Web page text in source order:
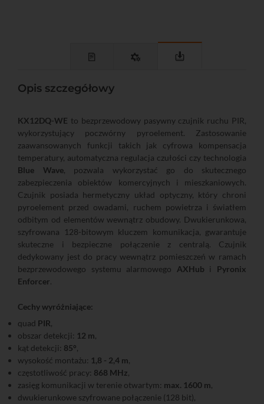
Opis szczegółowy
KX12DQ-WE to bezprzewodowy pasywny czujnik ruchu PIR,
wykorzystujący poczwórny pyroelement. Zastosowanie
zaawansowanych funkcji takich jak cyfrowa kompensacja
temperatury, automatyczna regulacja czułości czy technologia
Blue Wave, pozwala wykorzystać go do skutecznego
zabezpieczenia obiektów komercyjnych i mieszkaniowych.
Czujnik posiada hermetyczny układ optyczny, który chroni
pyroelement przed owadami, ruchem powietrza i światłem
odbitym od elementów wewnątrz obudowy. Dwukierunkowa,
szyfrowana 128-bitowym kluczem komunikacja, gwarantuje
skuteczne i bezpieczne połączenie z centralą. Czujnik
dedykowany jest do pracy wewnątrz pomieszczeń w ramach
bezprzewodowego systemu alarmowego AXHub i Pyronix
Enforcer.
Cechy wyróżniające:
quad PIR,
obszar detekcji: 12 m,
kąt detekcji: 85°,
wysokość montażu: 1,8 - 2,4 m,
częstotliwość pracy: 868 MHz,
zasięg komunikacji w terenie otwartym: max. 1600 m,
dwukierunkowe szyfrowane połączenie (128 bit),